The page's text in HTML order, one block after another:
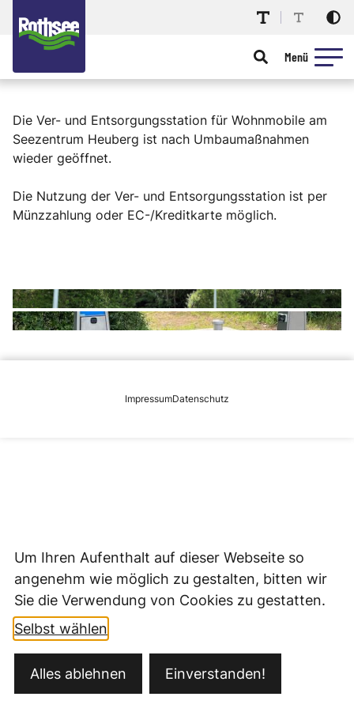
Menü
Die Ver- und Entsorgungsstation für Wohnmobile am
Seezentrum Heuberg ist nach Umbaumaßnahmen
wieder geöffnet.
Die Nutzung der Ver- und Entsorgungsstation ist per
Münzzahlung oder EC-/Kreditkarte möglich.
ImpressumDatenschutz
Um Ihren Aufenthalt auf dieser Webseite so
angenehm wie möglich zu gestalten, bitten wir
Sie die Verwendung von Cookies zu gestatten.
Selbst wählen
Alles ablehnen Einverstanden!